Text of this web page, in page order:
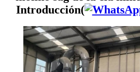
Introducción(